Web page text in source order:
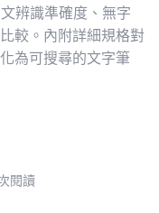
辨識準確度、無字
較。內附詳細規格對
為可搜尋的文字筆
閱讀